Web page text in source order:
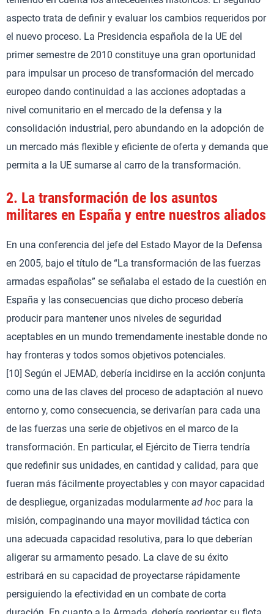
aspecto trata de definir y evaluar los cambios requeridos por
el nuevo proceso. La Presidencia española de la UE del
primer semestre de 2010 constituye una gran oportunidad
para impulsar un proceso de transformación del mercado
europeo dando continuidad a las acciones adoptadas a
nivel comunitario en el mercado de la defensa y la
consolidación industrial, pero abundando en la adopción de
un mercado más flexible y eficiente de oferta y demanda que
permita a la UE sumarse al carro de la transformación.
2. La transformación de los asuntos
militares en España y entre nuestros aliados
En una conferencia del jefe del Estado Mayor de la Defensa
en 2005, bajo el título de “La transformación de las fuerzas
armadas españolas” se señalaba el estado de la cuestión en
España y las consecuencias que dicho proceso debería
producir para mantener unos niveles de seguridad
aceptables en un mundo tremendamente inestable donde no
hay fronteras y todos somos objetivos potenciales.
[10] Según el JEMAD, debería incidirse en la acción conjunta
como una de las claves del proceso de adaptación al nuevo
entorno y, como consecuencia, se derivarían para cada una
de las fuerzas una serie de objetivos en el marco de la
transformación. En particular, el Ejército de Tierra tendría
que redefinir sus unidades, en cantidad y calidad, para que
fueran más fácilmente proyectables y con mayor capacidad
de despliegue, organizadas modularmente ad hoc para la
misión, compaginando una mayor movilidad táctica con
una adecuada capacidad resolutiva, para lo que deberían
aligerar su armamento pesado. La clave de su éxito
estribará en su capacidad de proyectarse rápidamente
persiguiendo la efectividad en un combate de corta